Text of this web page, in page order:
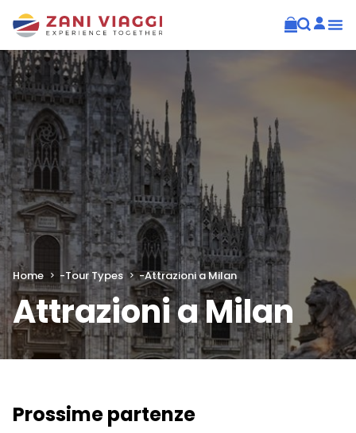
Home -Tour Types -Attrazioni a Milan
Attrazioni a Milan
Prossime partenze